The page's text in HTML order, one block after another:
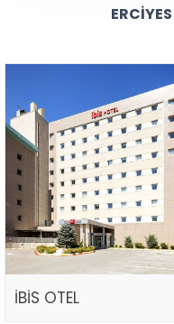
İBİS OTEL